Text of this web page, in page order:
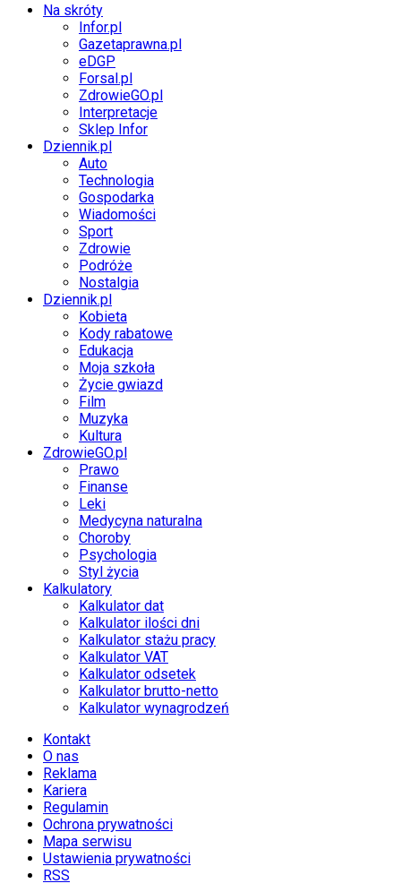
Na skróty
Infor.pl
Gazetaprawna.pl
eDGP
Forsal.pl
ZdrowieGO.pl
Interpretacje
Sklep Infor
Dziennik.pl
Auto
Technologia
Gospodarka
Wiadomości
Sport
Zdrowie
Podróże
Nostalgia
Dziennik.pl
Kobieta
Kody rabatowe
Edukacja
Moja szkoła
Życie gwiazd
Film
Muzyka
Kultura
ZdrowieGO.pl
Prawo
Finanse
Leki
Medycyna naturalna
Choroby
Psychologia
Styl życia
Kalkulatory
Kalkulator dat
Kalkulator ilości dni
Kalkulator stażu pracy
Kalkulator VAT
Kalkulator odsetek
Kalkulator brutto-netto
Kalkulator wynagrodzeń
Kontakt
O nas
Reklama
Kariera
Regulamin
Ochrona prywatności
Mapa serwisu
Ustawienia prywatności
RSS